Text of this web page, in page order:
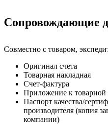
Сопровождающие
Совместно с товаром,
Оригинал счета
Товарная накладная
Счет-фактура
Приложение к товарной
Паспорт качества/
производителя (копия
компании)